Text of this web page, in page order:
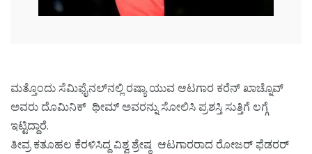
ಮತ್ತೊಂದು ಸೆಮಿಫೈನಲ್‍ನಲ್ಲಿ ರಷ್ಯಾ ಯುವ ಆಟಗಾರ ಕರೆನ್ ಖಾಚ್ನೊವ್
ಅವರು ದೊಮಿನಿಕ್ ಥೀಮ್ ಅವರನ್ನು ಸೋಲಿಸಿ ಪ್ರಶಸ್ತಿ ಸುತ್ತಿಗೆ ಲಗ್ಗೆ
ಇಟ್ಟಿದ್ದಾರೆ.
ತೀವ್ರ ಕತೂಹಲ ಕೆರಳಿಸಿದ್ದ ವಿಶ್ವ ಶ್ರೇಷ್ಠ ಆಟಗಾರರಾದ ರೋಜರ್ ಫೆಡರರ್